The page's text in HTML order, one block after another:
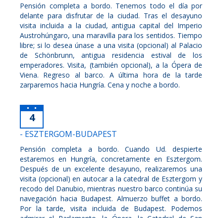
Pensión completa a bordo. Tenemos todo el día por
delante para disfrutar de la ciudad. Tras el desayuno
visita incluida a la ciudad, antigua capital del Imperio
Austrohúngaro, una maravilla para los sentidos. Tiempo
libre; si lo desea únase a una visita (opcional) al Palacio
de Schönbrunn, antigua residencia estival de los
emperadores. Visita, (también opcional), a la Ópera de
Viena. Regreso al barco. A última hora de la tarde
zarparemos hacia Hungría. Cena y noche a bordo.
4
- ESZTERGOM-BUDAPEST
Pensión completa a bordo. Cuando Ud. despierte
estaremos en Hungría, concretamente en Esztergom.
Después de un excelente desayuno, realizaremos una
visita (opcional) en autocar a la catedral de Esztergom y
recodo del Danubio, mientras nuestro barco continúa su
navegación hacia Budapest. Almuerzo buffet a bordo.
Por la tarde, visita incluida de Budapest. Podemos